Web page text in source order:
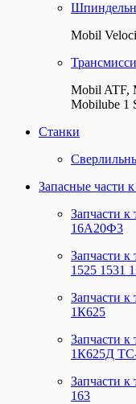
Mobil
Mobil ATF,
Mobilube 1
Станки
Запасные части
Запчасти к
16А20Ф3
Запчасти к
1525 1531
Запчасти к
1К625
Запчасти к
1К625Д
Запчасти к
163